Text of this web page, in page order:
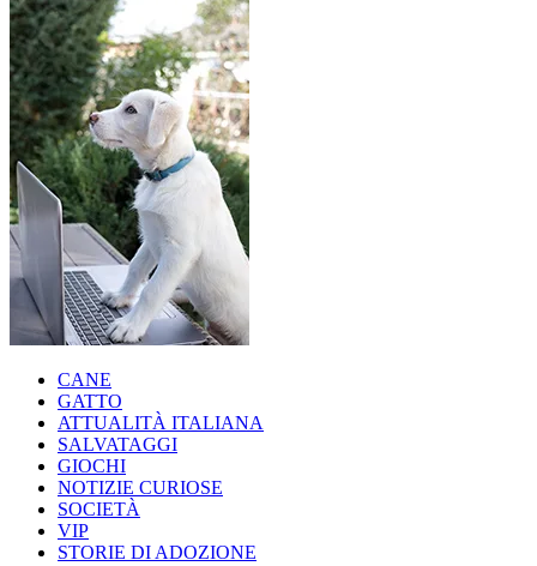
CANE
GATTO
ATTUALITÀ ITALIANA
SALVATAGGI
GIOCHI
NOTIZIE CURIOSE
SOCIETÀ
VIP
STORIE DI ADOZIONE